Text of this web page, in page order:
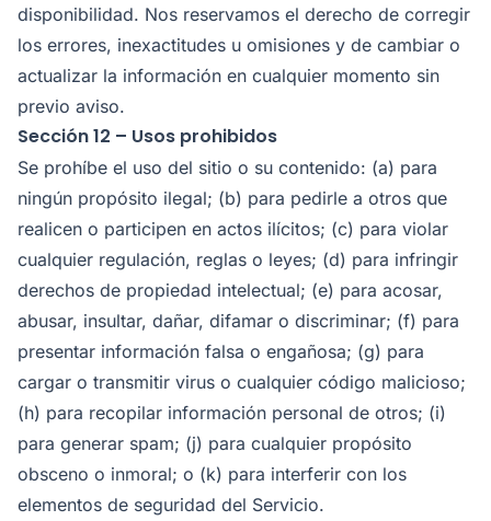
disponibilidad. Nos reservamos el derecho de corregir
los errores, inexactitudes u omisiones y de cambiar o
actualizar la información en cualquier momento sin
previo aviso.
Sección 12 – Usos prohibidos
Se prohíbe el uso del sitio o su contenido: (a) para
ningún propósito ilegal; (b) para pedirle a otros que
realicen o participen en actos ilícitos; (c) para violar
cualquier regulación, reglas o leyes; (d) para infringir
derechos de propiedad intelectual; (e) para acosar,
abusar, insultar, dañar, difamar o discriminar; (f) para
presentar información falsa o engañosa; (g) para
cargar o transmitir virus o cualquier código malicioso;
(h) para recopilar información personal de otros; (i)
para generar spam; (j) para cualquier propósito
obsceno o inmoral; o (k) para interferir con los
elementos de seguridad del Servicio.